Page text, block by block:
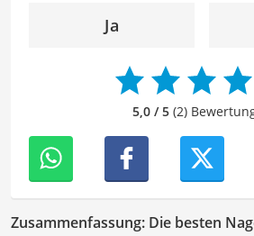
Empfehlungen, um Lesern dabei zu
Schönheits- als auch Pflegeroutine
Der Nagelhautmesser-Vergleich ist
besonders empfehlenswert für
Ja
5,0 / 5(2)
Zusammenfassung: Die besten